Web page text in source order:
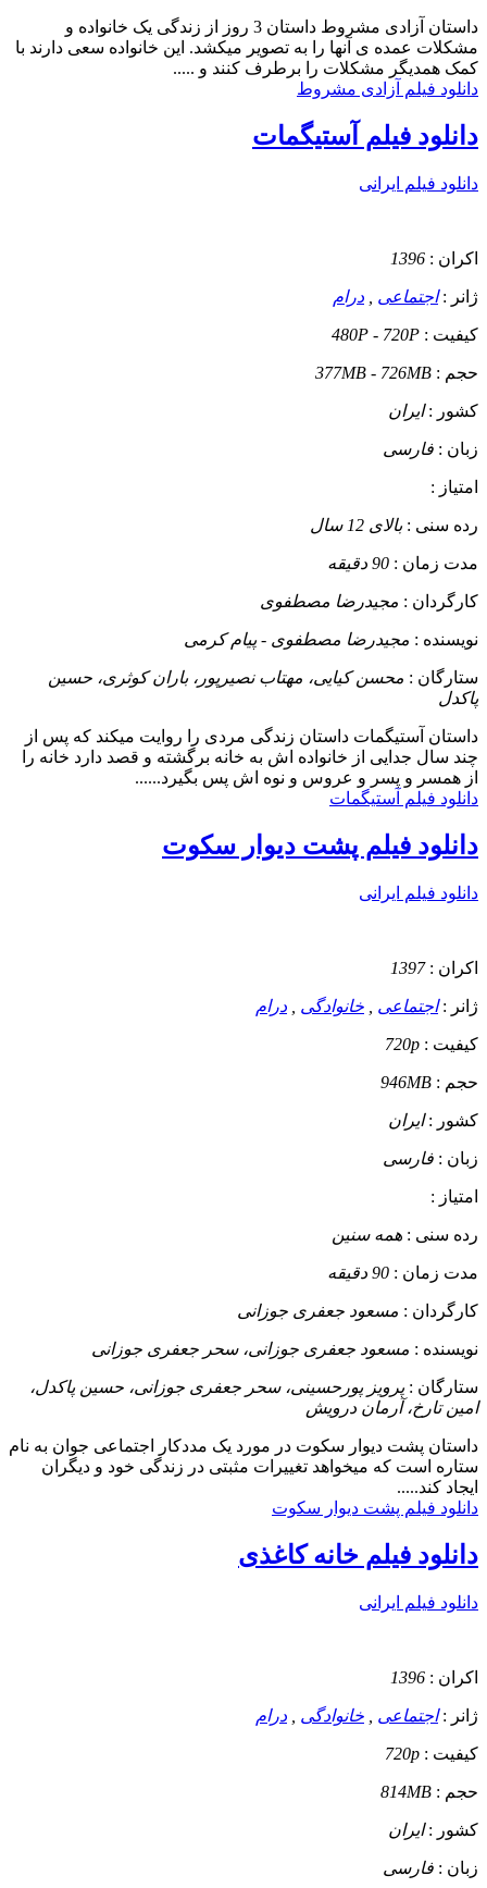
داستان
آزادی مشروط داستان 3 روز از زندگی یک خانواده و
مشکلات عمده ی آنها را به تصویر میکشد. این خانواده سعی دارند با
کمک همدیگر مشکلات را برطرف کنند و .....
دانلود فیلم آزادی مشروط
دانلود فیلم آستیگمات
دانلود فیلم ایرانی
اکران : 1396
ژانر :اجتماعی درام
کیفیت : 480P - 720P
حجم : 377MB - 726MB
کشور :ایران
زبان : فارسی
امتیاز :
رده سنی :بالای 12 سال
مدت زمان : 90 دقیقه
کارگردان : مجیدرضا مصطفوی
نویسنده : مجیدرضا مصطفوی - پیام کرمی
ستارگان : محسن کیایی، مهتاب نصیرپور، باران کوثری، حسین
پاکدل
داستان آستیگمات داستان زندگی مردی را روایت میکند که پس از
چند سال جدایی از خانواده اش به خانه برگشته و قصد دارد خانه را
از همسر و پسر و عروس و نوه اش پس بگیرد......
دانلود فیلم آستیگمات
دانلود فیلم پشت دیوار سکوت
دانلود فیلم ایرانی
اکران :1397
ژانر :اجتماعی خانوادگی درام
کیفیت : 720p
حجم : 946MB
کشور :ایران
زبان : فارسی
امتیاز :
رده سنی : همه سنین
مدت زمان : 90 دقیقه
کارگردان : مسعود جعفری جوزانی
نویسنده : مسعود جعفری جوزانی، سحر جعفری جوزانی
ستارگان :پرویز پورحسینی، سحر جعفری جوزانی، حسین پاکدل،
امین تارخ، آرمان درویش
داستان پشت دیوار سکوت در مورد یک مددکار اجتماعی جوان به نام
ستاره است که میخواهد تغییرات مثبتی در زندگی خود و دیگران
ایجاد کند.....
دانلود فیلم پشت دیوار سکوت
دانلود فیلم خانه کاغذی
دانلود فیلم ایرانی
اکران : 1396
ژانر :اجتماعی خانوادگی درام
کیفیت : 720p
حجم : 814MB
کشور :ایران
زبان : فارسی